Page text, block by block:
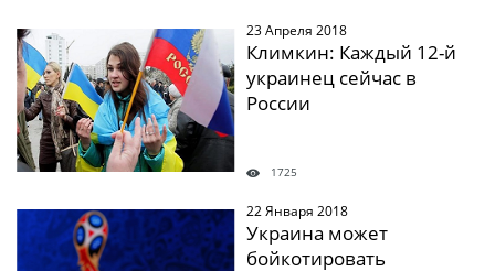
" /> 23 Апреля 2018
Климкин: Каждый 12-й
украинец сейчас в
России
1725
22 Января 2018
Украина может
бойкотировать